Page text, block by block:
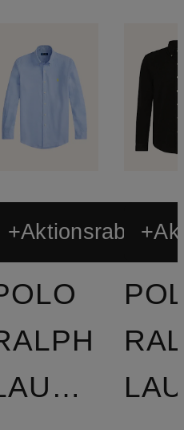
+Aktionsrabatt
LAUREN